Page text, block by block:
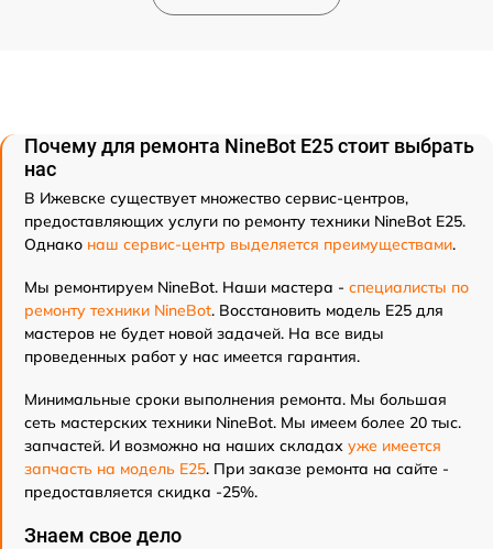
Почему для ремонта NineBot E25 стоит выбрать
нас
В Ижевске существует множество сервис-центров,
предоставляющих услуги по ремонту техники NineBot E25.
Однако наш сервис-центр выделяется преимуществами.
Мы ремонтируем NineBot. Наши мастера - специалисты по
ремонту техники NineBot. Восстановить модель E25 для
мастеров не будет новой задачей. На все виды
проведенных работ у нас имеется гарантия.
Минимальные сроки выполнения ремонта. Мы большая
сеть мастерских техники NineBot. Мы имеем более 20 тыс.
запчастей. И возможно на наших складах уже имеется
запчасть на модель E25. При заказе ремонта на сайте -
предоставляется скидка -25%.
Знаем свое дело